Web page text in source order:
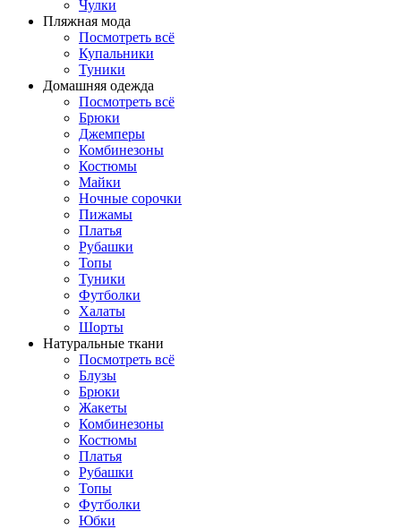
Чулки
Пляжная мода
Посмотреть всё
Купальники
Туники
Домашняя одежда
Посмотреть всё
Брюки
Джемперы
Комбинезоны
Костюмы
Майки
Ночные сорочки
Пижамы
Платья
Рубашки
Топы
Туники
Футболки
Халаты
Шорты
Натуральные ткани
Посмотреть всё
Блузы
Брюки
Жакеты
Комбинезоны
Костюмы
Платья
Рубашки
Топы
Футболки
Юбки